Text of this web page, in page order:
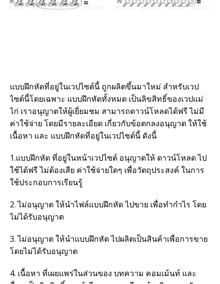
แบบฝึกหัดที่อยู่ในเวปไซต์นี้ ถูกผลิตขึ้นมาใหม่ สำหรับเวป
ไซต์นี้โดยเฉพาะ แบบฝึกหัดทั้งหมด เป็นลิขสิทธิ์ของเวปแม่
ไก่ เราอนุญาตให้ผู้เยี่ยมชม สามารถดาวน์โหลดได้ฟรี ไม่มี
ค่าใช้จ่าย โดยมีรายละเอียด เกี่ยวกับข้อตกลงอนุญาต ให้ใช้
เนื้อหา และ แบบฝึกหัดที่อยู่ในเวปไซต์นี้ ดังนี้
1.แบบฝึกหัด ที่อยู่ในหน้าเวปไซต์ อนุญาตให้ ดาวน์โหลด ไป
ใช้ได้ฟรี ไม่ต้องเสีย ค่าใช้จ่ายใดๆ เพื่อวัตถุประสงค์ ในการ
ใช้ประกอบการเรียนรู้
2. ไม่อนุญาต ให้นำไฟล์แบบฝึกหัด ไปขาย เพื่อทำกำไร โดย
ไม่ได้รับอนุญาต
3. ไม่อนุญาต ให้นำแบบฝึกหัด ไปผลิตเป็นสินค้าเพื่อการขาย
โดยไม่ได้รับอนุญาต
4. เนื้อหา ที่เผยแพร่ในส่วนของ บทความ คอมเม้นท์ และ